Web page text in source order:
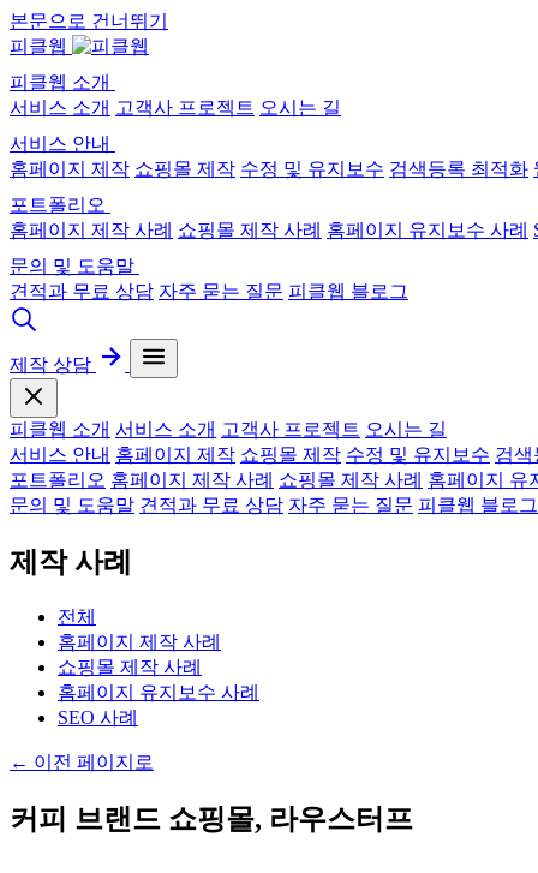
본문으로 건너뛰기
피클웹
피클웹 소개
서비스 소개 고객사 프로젝트 오시는 길
서비스 안내
홈페이지 제작 쇼핑몰 제작 수정 및 유지보수 검색등록 최적화
포트폴리오
홈페이지 제작 사례 쇼핑몰 제작 사례 홈페이지 유지보수 사례
문의 및 도움말
견적과 무료 상담 자주 묻는 질문 피클웹 블로그
제작 상담
피클웹 소개 서비스 소개 고객사 프로젝트 오시는 길
서비스 안내 홈페이지 제작 쇼핑몰 제작 수정 및 유지보수 검색
포트폴리오 홈페이지 제작 사례 쇼핑몰 제작 사례 홈페이지 유
문의 및 도움말 견적과 무료 상담 자주 묻는 질문 피클웹 블로그
제작 사례
전체
홈페이지 제작 사례
쇼핑몰 제작 사례
홈페이지 유지보수 사례
SEO 사례
← 이전 페이지로
커피 브랜드 쇼핑몰, 라우스터프